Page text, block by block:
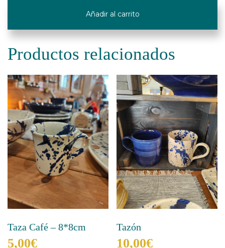
Añadir al carrito
Productos relacionados
Taza Café – 8*8cm
5,00€
Tazón
10,00€